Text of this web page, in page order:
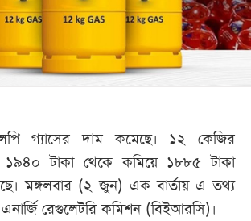
গ্যাসের দাম কমেছে। ১২ কেজির
১৯৪০ টাকা থেকে কমিয়ে ১৮৮৫ টাকা
মঙ্গলবার (২ জুন) এক বার্তায় এ তথ্য
রেগুলেটরি কমিশন (বিইআরসি)।